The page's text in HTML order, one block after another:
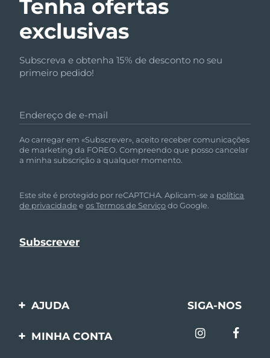
Tenha ofertas
exclusivas
Subscreva e obtenha 15% de desconto no seu
primeiro pedido!
Endereço de e-mail
Ao carregar em «Subscrever», aceito receber comunicações
de marketing da FOREO. Compreendo que posso cancelar
a minha subscrição a qualquer momento.
Este site é protegido por reCAPTCHA. Aplicam-se a política
de privacidade eos Termos de Serviçodo Google.
AJUDA
Entre em contato
SIGA-NOS
MINHA CONTA